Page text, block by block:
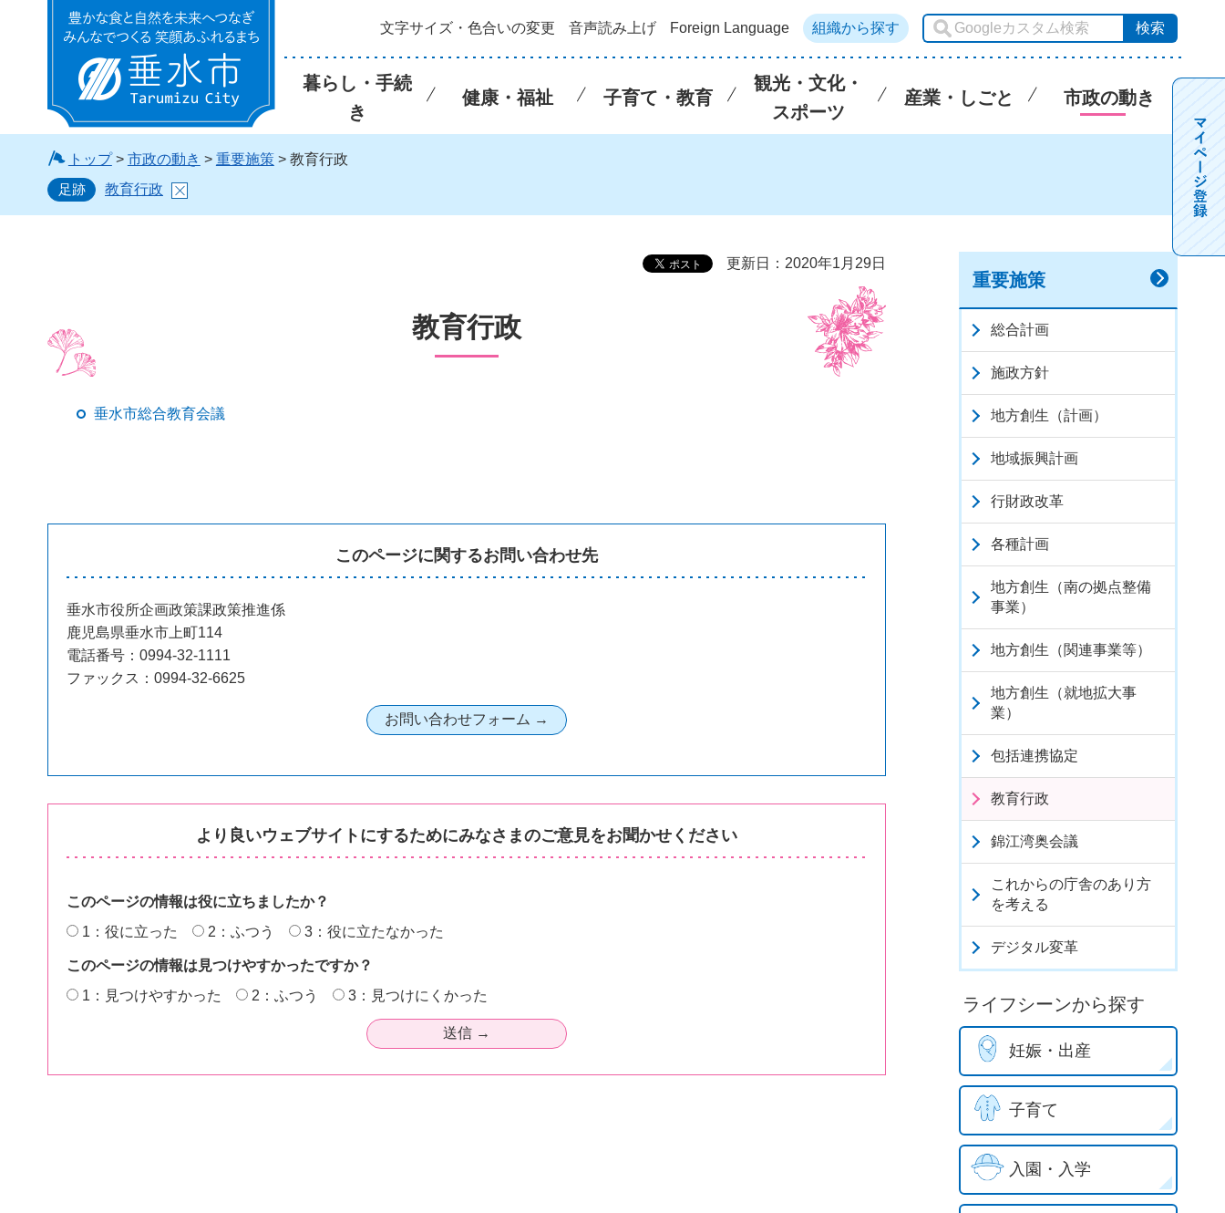
垂水市 文字サイズ・色合いの変更 音声読み上げ Foreign Language 組織から探す
暮らし・手続
き
健康・福祉 子育て・教育
観光・文化・
スポーツ
産業・しごと 市政の動き
トップ> 市政の動き > 重要施策> 教育行政
足跡
教育行政
更新日：2020年1月29日
教育行政
垂水市総合教育会議
このページに関するお問い合わせ先
垂水市役所企画政策課政策推進係
鹿児島県垂水市上町114
電話番号：0994-32-1111
ファックス：0994-32-6625
より良いウェブサイトにするためにみなさまのご意見をお聞かせください
このページの情報は役に立ちましたか？
1：役に立った
2：ふつう 3：役に立たなかった
このページの情報は見つけやすかったですか？
1：見つけやすかった
2：ふつう 3：見つけにくかった
重要施策
総合計画
施政方針
地方創生（計画）
地域振興計画
行財政改革
各種計画
地方創生（南の拠点整備
事業）
地方創生（関連事業等）
地方創生（就地拡大事
業）
包括連携協定
教育行政
錦江湾奥会議
これからの庁舎のあり方
を考える
デジタル変革
ライフシーンから探す
妊娠・出産
子育て
入園・入学